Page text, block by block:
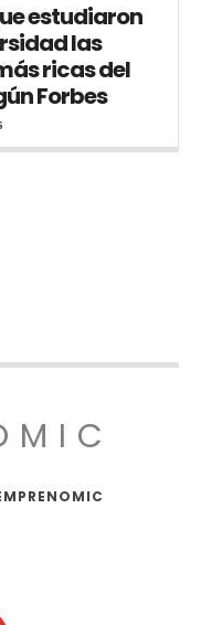
estudiaron
las
ricas del
Forbes